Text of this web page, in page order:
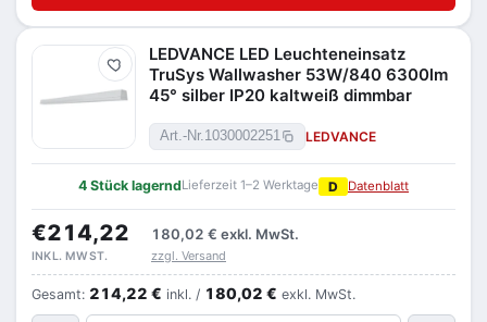
Merken
LEDVANCE LED Leuchteneinsatz
TruSys Wallwasher 53W/840 6300lm
45° silber IP20 kaltweiß dimmbar
Art.-Nr.1030002251 LEDVANCE
4 Stück lagerndLieferzeit 1–2 Werktage D Datenblatt
€214,22 180,02 € exkl. MwSt.
INKL. MWST. zzgl. Versand
Gesamt: 214,22 € inkl. / 180,02 € exkl. MwSt.